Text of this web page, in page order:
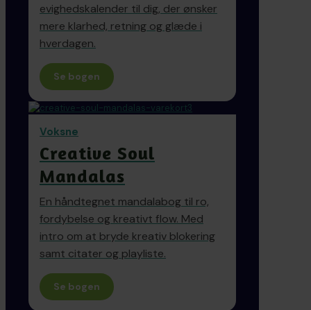
evighedskalender til dig, der ønsker
mere klarhed, retning og glæde i
hverdagen.
Se bogen
Voksne
Creative Soul
Mandalas
En håndtegnet mandalabog til ro,
fordybelse og kreativt flow. Med
intro om at bryde kreativ blokering
samt citater og playliste.
Se bogen